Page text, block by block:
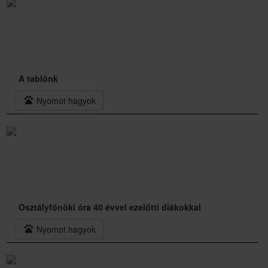
A tablónk
pets Nyomot hagyok
Osztályfőnöki óra 40 évvel ezelőtti diákokkal
pets Nyomot hagyok